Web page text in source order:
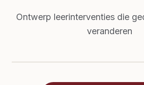
Ontwerp leerinterventies die
veranderen